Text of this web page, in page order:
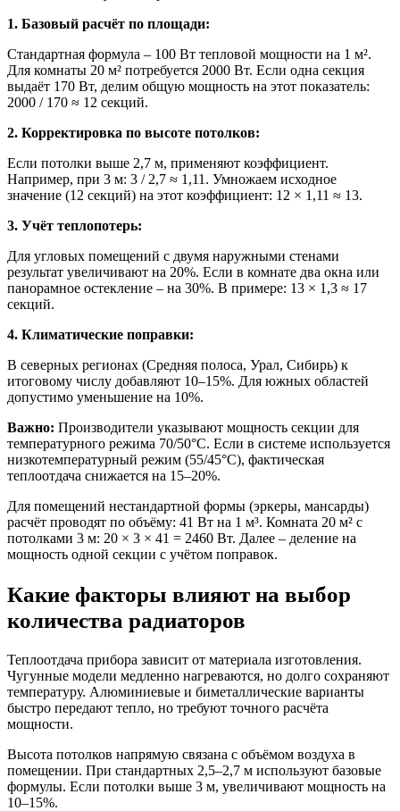
1. Базовый расчёт по площади:
Стандартная формула – 100 Вт тепловой мощности на 1 м².
Для комнаты 20 м² потребуется 2000 Вт. Если одна секция
выдаёт 170 Вт, делим общую мощность на этот показатель:
2000 / 170 ≈ 12 секций.
2. Корректировка по высоте потолков:
Если потолки выше 2,7 м, применяют коэффициент.
Например, при 3 м: 3 / 2,7 ≈ 1,11. Умножаем исходное
значение (12 секций) на этот коэффициент: 12 × 1,11 ≈ 13.
3. Учёт теплопотерь:
Для угловых помещений с двумя наружными стенами
результат увеличивают на 20%. Если в комнате два окна или
панорамное остекление – на 30%. В примере: 13 × 1,3 ≈ 17
секций.
4. Климатические поправки:
В северных регионах (Средняя полоса, Урал, Сибирь) к
итоговому числу добавляют 10–15%. Для южных областей
допустимо уменьшение на 10%.
Важно: Производители указывают мощность секции для
температурного режима 70/50°C. Если в системе используется
низкотемпературный режим (55/45°C), фактическая
теплоотдача снижается на 15–20%.
Для помещений нестандартной формы (эркеры, мансарды)
расчёт проводят по объёму: 41 Вт на 1 м³. Комната 20 м² с
потолками 3 м: 20 × 3 × 41 = 2460 Вт. Далее – деление на
мощность одной секции с учётом поправок.
Какие факторы влияют на выбор
количества радиаторов
Теплоотдача прибора зависит от материала изготовления.
Чугунные модели медленно нагреваются, но долго сохраняют
температуру. Алюминиевые и биметаллические варианты
быстро передают тепло, но требуют точного расчёта
мощности.
Высота потолков напрямую связана с объёмом воздуха в
помещении. При стандартных 2,5–2,7 м используют базовые
формулы. Если потолки выше 3 м, увеличивают мощность на
10–15%.